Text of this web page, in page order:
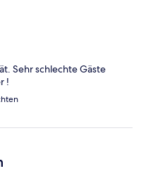
Sehr schlechte Gäste
!